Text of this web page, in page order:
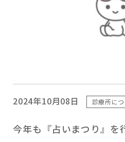
2024年10月08日 診療所に
今年も『占いまつり』を